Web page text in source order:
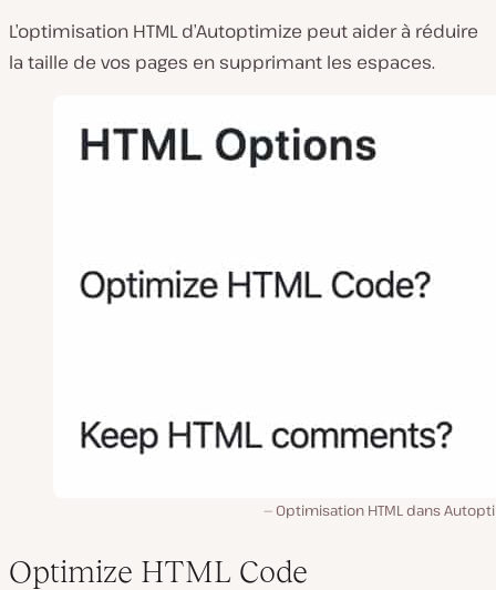
L’optimisation HTML d’Autoptimize peut aider à réduire
la taille de vos pages en supprimant les espaces.
Optimisation HTML dans
Optimize HTML Code